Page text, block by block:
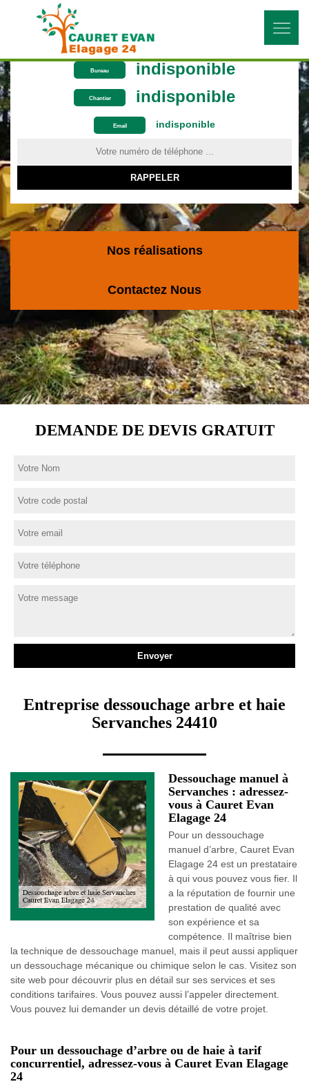
Bureau indisponible
Chantier indisponible
Email indisponible
ON VOUS RAPPELLE GRATUITEMENT
Nos réalisations
Contactez Nous
DEMANDE DE DEVIS GRATUIT
Entreprise dessouchage arbre et haie
Servanches 24410
Dessouchage manuel à
Servanches : adressez-
vous à Cauret Evan
Elagage 24
Pour un dessouchage
manuel d’arbre, Cauret Evan
Elagage 24 est un prestataire
à qui vous pouvez vous fier. Il
a la réputation de fournir une
prestation de qualité avec
son expérience et sa
compétence. Il maîtrise bien
la technique de dessouchage manuel, mais il peut aussi appliquer
un dessouchage mécanique ou chimique selon le cas. Visitez son
site web pour découvrir plus en détail sur ses services et ses
conditions tarifaires. Vous pouvez aussi l’appeler directement.
Vous pouvez lui demander un devis détaillé de votre projet.
Pour un dessouchage d’arbre ou de haie à tarif
concurrentiel, adressez-vous à Cauret Evan Elagage
24